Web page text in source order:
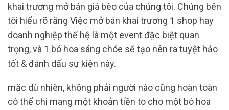
khai trương mở bán giá bèo của chúng tôi. Chúng bên
tôi hiểu rõ rằng Việc mở bán khai trương 1 shop hay
doanh nghiệp thế hệ là một event đặc biệt quan
trọng, và 1 bó hoa sáng chóe sẽ tạo nên ra tuyệt hảo
tốt & đánh dấu sự kiện này.
mặc dù nhiên, không phải người nào cũng hoàn toàn
có thể chi mang một khoản tiền to cho một bó hoa